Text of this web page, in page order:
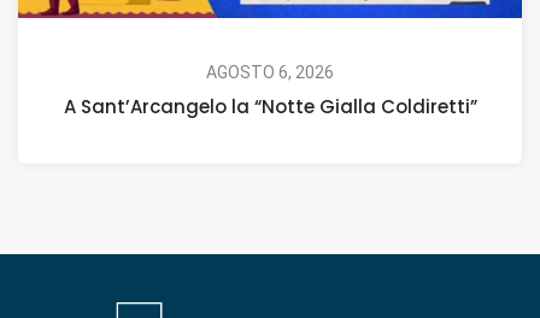
AGOSTO 6, 2026
A Sant’Arcangelo la “Notte Gialla Coldiretti”